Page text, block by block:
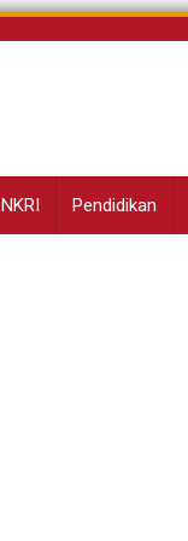
NKRI Pendidikan